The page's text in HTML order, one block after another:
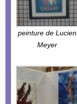
peinture de Lucien
Meyer